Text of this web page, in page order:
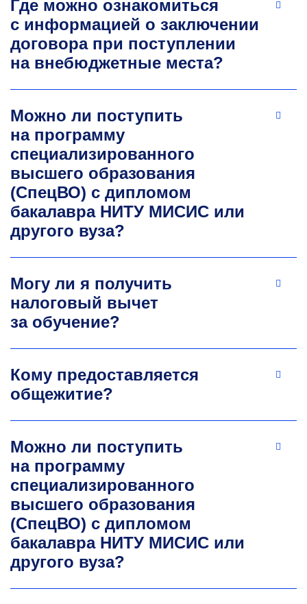
Сергей Константинович
Дедушенко
электроники
Автор свыше 60 публикаций в рецензируемых
научных журналах. Индекс Хирша — 9.
Научные интересы: химия железа в высших
степенях окисления, мессбауэровская
спектроскопия.
dedushenko.sk@misis.ru
Тимофеев
электроники
Автор 65 публикаций в рецензируемых
научных журналах. Индекс Хирша — 10.
Научные интересы: магнитные
наноматериалы и их природа; технологии
получения магнитных наноразмерных частиц;
композиционные материалы на основе
ферритов.
timofeev.av@misis.ru
Где можно ознакомиться
с информацией о заключении
договора при поступлении
на внебюджетные места?
Можно ли поступить
на программу
специализированного
высшего образования
(СпецВО) с дипломом
бакалавра НИТУ МИСИС или
другого вуза?
Могу ли я получить
налоговый вычет
за обучение?
Кому предоставляется
общежитие?
Можно ли поступить
на программу
специализированного
высшего образования
(СпецВО) с дипломом
бакалавра НИТУ МИСИС или
другого вуза?